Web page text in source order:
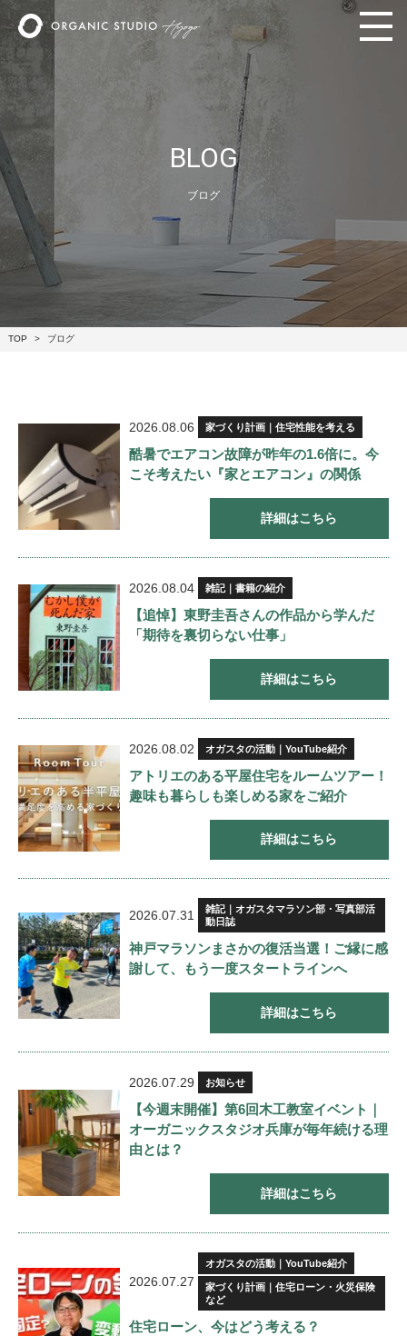
BLOG
ブログ
TOP ブログ
2026.08.06 家づくり計画｜住宅性能を考える
酷暑でエアコン故障が昨年の1.6倍に。今
こそ考えたい『家とエアコン』の関係
詳細はこちら
2026.08.04 雑記｜書籍の紹介
【追悼】東野圭吾さんの作品から学んだ
「期待を裏切らない仕事」
詳細はこちら
2026.08.02 オガスタの活動｜YouTube紹介
アトリエのある平屋住宅をルームツアー！
趣味も暮らしも楽しめる家をご紹介
詳細はこちら
2026.07.31
雑記｜オガスタマラソン部・写真部活
動日誌
神戸マラソンまさかの復活当選！ご縁に感
謝して、もう一度スタートラインへ
詳細はこちら
2026.07.29 お知らせ
【今週末開催】第6回木工教室イベント｜
オーガニックスタジオ兵庫が毎年続ける理
由とは？
詳細はこちら
2026.07.27
オガスタの活動｜YouTube紹介
家づくり計画｜住宅ローン・火災保険
など
住宅ローン、今はどう考える？